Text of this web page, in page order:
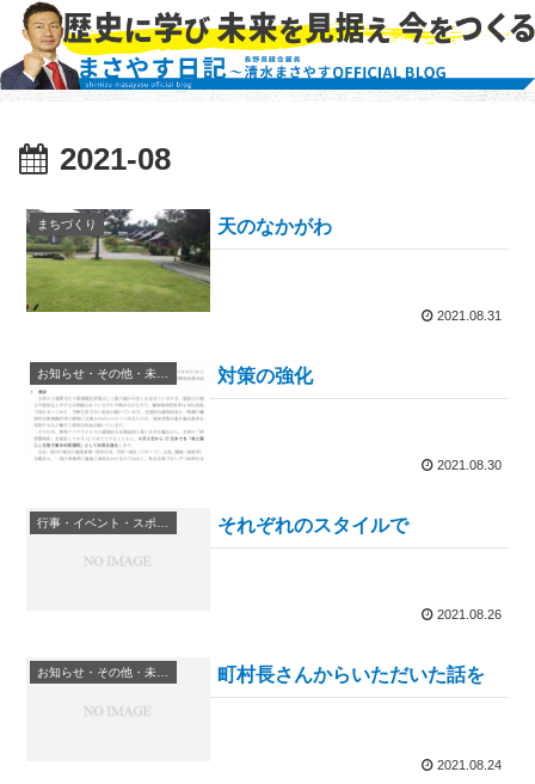
2021-08
まちづくり 天のなかがわ
2021.08.31
対策の強化
2021.08.30
行事・イベント・スポーツ等 それぞれのスタイルで
2021.08.26
お知らせ・その他・未分類 町村長さんからいただいた話を
2021.08.24